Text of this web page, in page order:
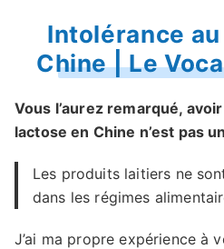
Intolérance
Chine | Le
Vous l’aurez remarqué,
lactose en Chine n’est pas
Les produits laitiers ne
dans les régimes
J’ai ma propre expérience à